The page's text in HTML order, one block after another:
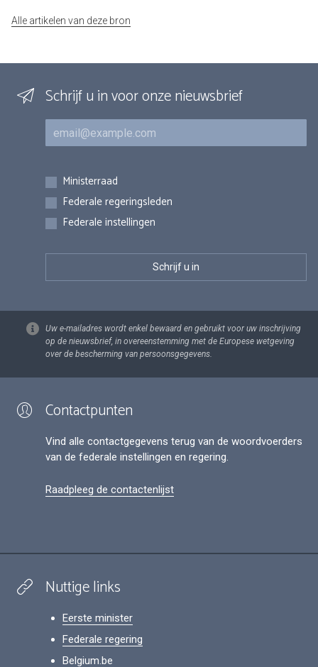
Alle artikelen van deze bron
Schrijf u in voor onze nieuwsbrief
E-mail
Inschrijvingen
Ministerraad
Federale regeringsleden
Federale instellingen
Uw e-mailadres wordt enkel bewaard en gebruikt voor uw inschrijving
op de nieuwsbrief, in overeenstemming met de Europese wetgeving
over de bescherming van persoonsgegevens.
Contactpunten
Vind alle contactgegevens terug van de woordvoerders
van de federale instellingen en regering.
Raadpleeg de contactenlijst
Nuttige links
Eerste minister
Federale regering
Belgium.be